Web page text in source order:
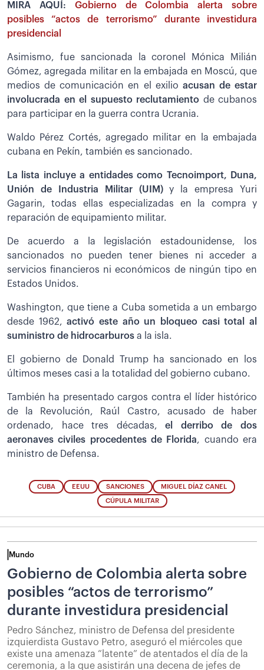
MIRA AQUÍ: Gobierno de Colombia alerta sobre
posibles “actos de terrorismo” durante investidura
presidencial
Asimismo, fue sancionada la coronel Mónica Milián
Gómez, agregada militar en la embajada en Moscú, que
medios de comunicación en el exilio acusan de estar
involucrada en el supuesto reclutamiento de cubanos
para participar en la guerra contra Ucrania.
Waldo Pérez Cortés, agregado militar en la embajada
cubana en Pekín, también es sancionado.
La lista incluye a entidades como Tecnoimport, Duna,
Unión de Industria Militar (UIM)y la empresa Yuri
Gagarin, todas ellas especializadas en la compra y
reparación de equipamiento militar.
De acuerdo a la legislación estadounidense, los
sancionados no pueden tener bienes ni acceder a
servicios financieros ni económicos de ningún tipo en
Estados Unidos.
Washington, que tiene a Cuba sometida a un embargo
desde 1962,activó este año un bloqueo casi total al
suministro de hidrocarburos a la isla.
El gobierno de Donald Trump ha sancionado en los
últimos meses casi a la totalidad del gobierno cubano.
También ha presentado cargos contra el líder histórico
de la Revolución, Raúl Castro, acusado de haber
ordenado, hace tres décadas,el derribo de dos
aeronaves civiles procedentes de Florida, cuando era
ministro de Defensa.
CUBA EEUU SANCIONES MIGUEL DÍAZ CANEL
CÚPULA MILITAR
Mundo
Gobierno de Colombia alerta sobre
posibles “actos de terrorismo”
durante investidura presidencial
Pedro Sánchez, ministro de Defensa del presidente
izquierdista Gustavo Petro, aseguró el miércoles que
existe una amenaza “latente” de atentados el día de la
ceremonia, a la que asistirán una decena de jefes de